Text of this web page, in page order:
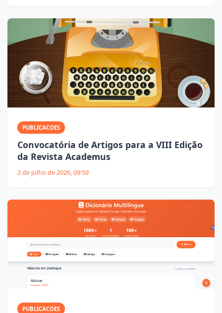
PUBLICACOES
Convocatória de Artigos para a VIII Edição
da Revista Academus
2 de julho de 2026, 09:59
PUBLICACOES